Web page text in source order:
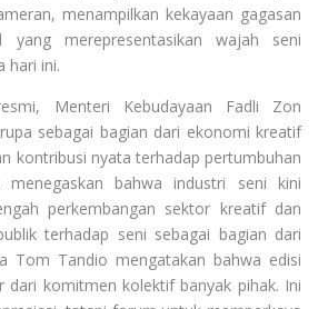
menampilkan kekayaan gagasan
yang merepresentasikan wajah seni
hari ini.
Menteri Kebudayaan Fadli Zon
sebagai bagian dari ekonomi kreatif
kontribusi nyata terhadap pertumbuhan
bahwa industri seni kini
perkembangan sektor kreatif dan
terhadap seni sebagai bagian dari
Tom Tandio mengatakan bahwa edisi
dari komitmen kolektif banyak pihak. Ini